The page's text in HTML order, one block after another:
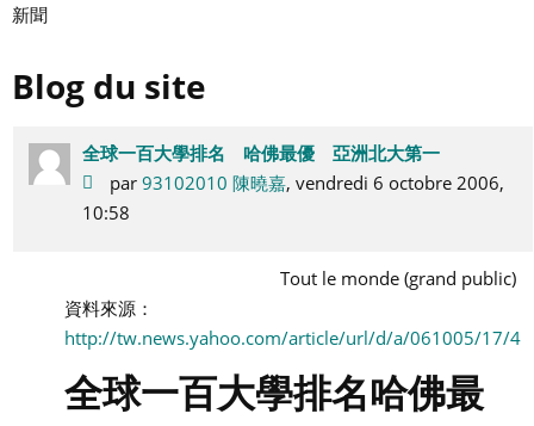
cours
新聞
Blog du site
全球一百大學排名 哈佛最優 亞洲北大第一
par 93102010 陳曉嘉, vendredi 6 octobre 2006,
10:58
Tout le monde (grand public)
資料來源：
http://tw.news.yahoo.com/article/url/d/a/061005/17/
全球一百大學排名哈佛最